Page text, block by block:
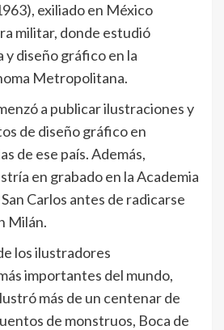
exiliado en México
militar, donde estudió
diseño gráfico en la
Metropolitana.
a publicar ilustraciones y
de diseño gráfico en
de ese país. Además,
en grabado en la Academia
Carlos antes de radicarse
Milán.
los ilustradores
importantes del mundo,
más de un centenar de
de monstruos, Boca de